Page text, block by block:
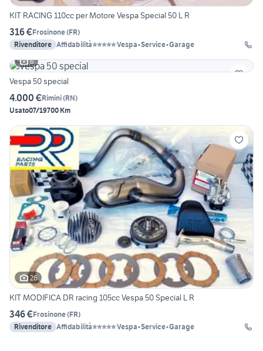
KIT RACING 110cc per Motore Vespa Special 50 L R
316 €Frosinone(FR)
Rivenditore Affidabilità⭐⭐⭐⭐⭐ Vespa•Service•Garage
6
Vespa 50 special
4.000 €Rimini(RN)
Usato07/19700 Km
26
KIT MODIFICA DR racing 105cc Vespa 50 Special L R
346 €Frosinone(FR)
Rivenditore Affidabilità⭐⭐⭐⭐⭐ Vespa•Service•Garage